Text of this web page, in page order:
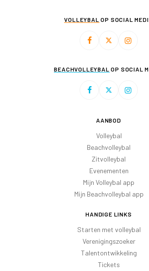
VOLLEYBAL OP SOCIAL
BEACHVOLLEYBAL OP SOCIAL
AANBOD
Volleybal
Beachvolleybal
Zitvolleybal
Evenementen
Mijn Volleybal app
Mijn Beachvolleybal app
HANDIGE LINKS
Starten met volleybal
Verenigingszoeker
Talentontwikkeling
Tickets